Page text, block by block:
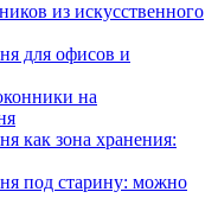
из искусственного
для офисов и
на
как зона хранения:
под старину: можно